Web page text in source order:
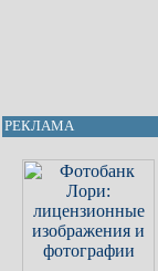
РЕКЛАМА